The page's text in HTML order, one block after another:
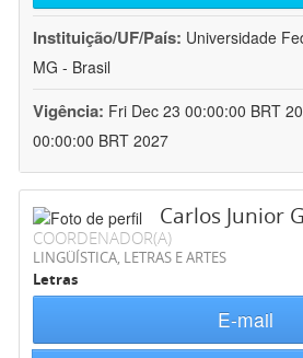
Instituição/UF/País: Universidade
MG - Brasil
Vigência: Fri Dec 23 00:00:00 BRT
00:00:00 BRT 2027
Carlos Junior
COORDENADOR(A)
LINGÜÍSTICA, LETRAS E ARTES
Letras
E-mail